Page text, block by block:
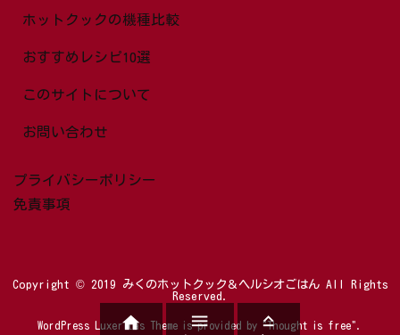
ホットクックの機種比較
おすすめレシピ10選
このサイトについて
お問い合わせ
プライバシーポリシー
免責事項
Copyright © 2019 みくのホットクック＆ヘルシオごはんAll Rights
Reserved.
WordPress Luxeritas Theme is provided by "Thought is free".
  